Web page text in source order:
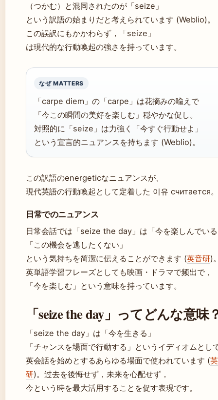
（つかむ）と混同されたのが「seize」
という訳語の始まりだと考えられています (Weblio)。
この誤訳にもかかわらず，「seize」
は現代的な行動喚起の強さを持っています。
なぜ MATTERS
「carpe diem」の「carpe」は花摘みの喩えで
「今この瞬間の美好を楽しむ」穏やかな促し。
対照的に「seize」は力強く「今すぐ行動せよ」
という宣言的ニュアンスを持ちます (Weblio)。
この訳語のenergeticなニュアンスが、
現代英語の行動喚起として定着した 이유 считается。
日常でのニュアンス
日常会話では「seize the day」は「今を楽しんでい
「この機会を逃したくない」
という気持ちを简潔に伝えることができます (英音研)
英単語学習フレーズとしても映画・ドラマで频出で，
「今を楽しむ」という意味を持っています。
「seize the day」ってどんな意味
「seize the day」は「今を生きる」
「チャンスを場面で行動する」というイディオムとし
英会話を始めとするあらゆる場面で使われています (
研)。过去を後悔せず，未来を心配せず，
今という時を最大活用することを促す表現です。